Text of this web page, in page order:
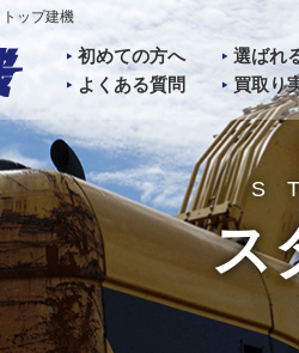
ップ建機
初めての方へ 選ばれ
よくある質問
買取り
ス